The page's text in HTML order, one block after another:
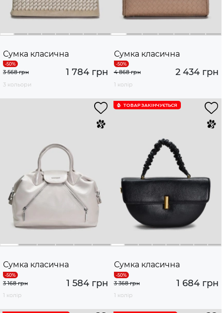
Сумка класична
1 784 грн
3 568 грн
3 кольори
Сумка класична
2 434 грн
4 868 грн
1 колір
Сумка класична
1 584 грн
3 168 грн
1 колір
ТОВАР ЗАКІНЧУЄTЬСЯ
Сумка класична
1 684 грн
3 368 грн
1 колір